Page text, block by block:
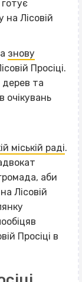
Лісовій
знову
Просіці.
дерев та
очікувань
міській раді.
аби
Лісовій
Просіці в